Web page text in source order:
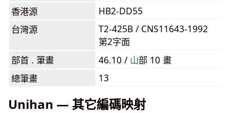
香港源
HB2-DD55
台灣源
T2-425B / CNS11643-1992
第2字面
部首 . 筆畫
46.10 / ⼭部 10 畫
總筆畫
13
Unihan — 其它編碼映射